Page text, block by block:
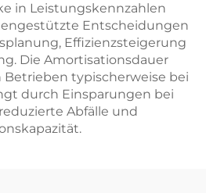
in Leistungskennzahlen
Entscheidungen
Effizienzsteigerung
Die Amortisationsdauer
typischerweise bei
durch Einsparungen bei
Abfälle und